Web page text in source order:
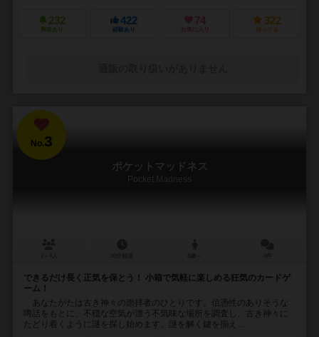
232
興味あり
422
経験あり
74
お気に入り
322
持ってる
No.3
ポケットマッドネス
Pocket Madness
できるだけ長く正気を保とう！ 小箱で気軽に楽しめる狂気のカードゲ
ーム！
あなたがたは古き神々の崇拝者のひとりです。信憑性のありそうな
噂話をもとに、不穏な空気が漂う不気味な場所を調査し、古き神々に
たどり着くように謎を探し始めます。謎を解く鍵を揃え...